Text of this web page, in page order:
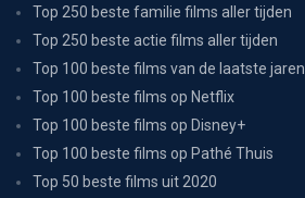
Top 250 beste familie films aller tijden
Top 250 beste actie films aller tijden
Top 100 beste films van de laatste jaren
Top 100 beste films op Netflix
Top 100 beste films op Disney+
Top 100 beste films op Pathé Thuis
Top 50 beste films uit 2020